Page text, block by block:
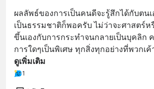
ผลลัพธ์ของการเป็นคนดีจะรู้สึกได้กับตนเ
เป็นธรรมชาติก็พอครับ ไม่ว่าจะศาสตร์ห
ขึ้นเองกับการกระทำจนกลายเป็นบุคลิก
การใดๆเป็นพิเศษ ทุกสิ่งทุกอย่างที่พวกเ
ดูเพิ่มเติม
1